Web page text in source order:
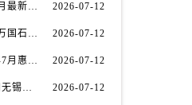
万国北京专柜2026年7月最新官方客服热线｜门店信息及服务攻略发布 2026-07-12
2026年7月重磅整理｜万国石家庄官方专柜服务电话&客户服务中心公告 2026-07-12
官方指南｜万国2026年7月惠州专柜客户服务热线与门店信息全攻略 2026-07-12
官方通知｜2026年万国无锡专柜客户服务热线全新升级（附7月最新专柜信息汇总） 2026-07-12